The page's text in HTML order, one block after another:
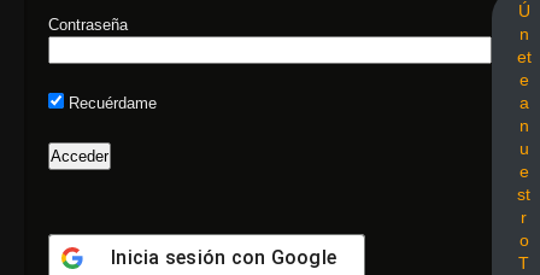
Contraseña
Recuérdame
Inicia sesión con Google
Ú
n
et
e
a
n
u
e
st
r
o
T